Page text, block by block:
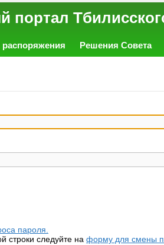
портал
Решения Совета
пароля.
строки следуйте на форму для смены